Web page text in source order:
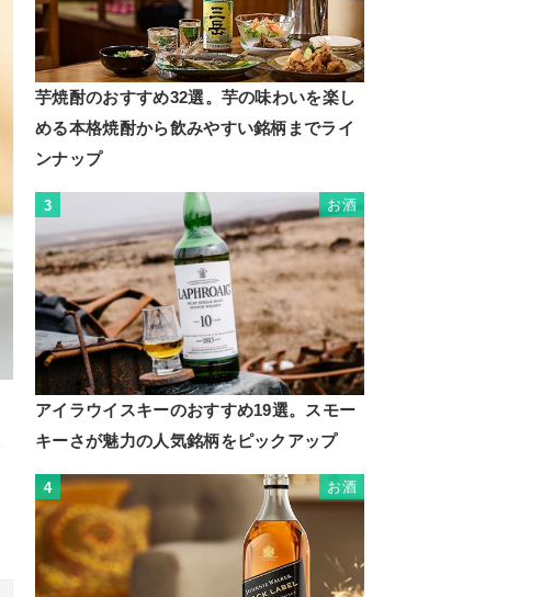
芋焼酎のおすすめ32選。芋の味わいを楽し
める本格焼酎から飲みやすい銘柄までライ
ンナップ
3 お酒
アイラウイスキーのおすすめ19選。スモー
キーさが魅力の人気銘柄をピックアップ
4 お酒